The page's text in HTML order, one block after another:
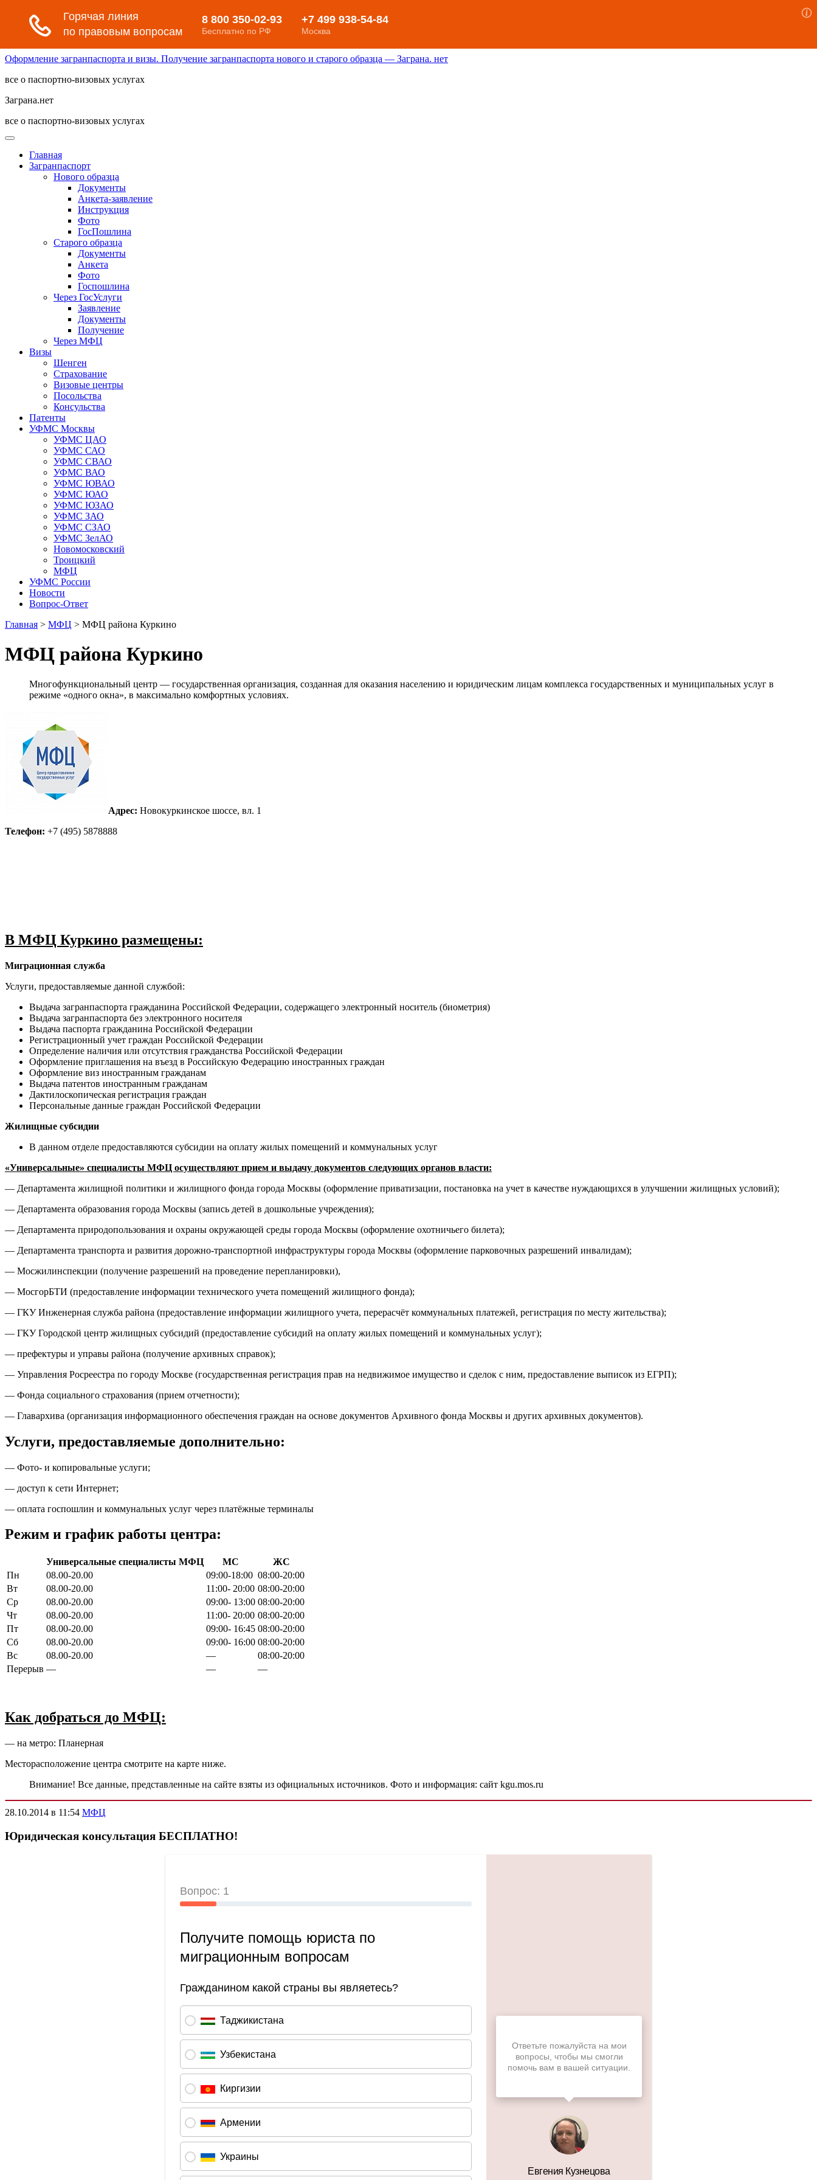
Оформление загранпаспорта и визы. Получение загранпаспорта нового и старого образца — Заграна. нет
все о паспортно-визовых услугах
Заграна.нет
все о паспортно-визовых услугах
Главная
Загранпаспорт
Нового образца
Документы
Анкета-заявление
Инструкция
Фото
ГосПошлина
Старого образца
Документы
Анкета
Фото
Госпошлина
Через ГосУслуги
Заявление
Документы
Получение
Через МФЦ
Визы
Шенген
Страхование
Визовые центры
Посольства
Консульства
Патенты
УФМС Москвы
УФМС ЦАО
УФМС САО
УФМС СВАО
УФМС ВАО
УФМС ЮВАО
УФМС ЮАО
УФМС ЮЗАО
УФМС ЗАО
УФМС СЗАО
УФМС ЗелАО
Новомосковский
Троицкий
МФЦ
УФМС России
Новости
Вопрос-Ответ
Главная > МФЦ > МФЦ района Куркино
МФЦ района Куркино
Многофункциональный центр — государственная организация, созданная для оказания населению и юридическим лицам комплекса государственных и муниципальных услуг в
режиме «одного окна», в максимально комфортных условиях.
Адрес: Новокуркинское шоссе, вл. 1
Телефон: +7 (495) 5878888
В МФЦ Куркино размещены:
Миграционная служба
Услуги, предоставляемые данной службой:
Выдача загранпаспорта гражданина Российской Федерации, содержащего электронный носитель (биометрия)
Выдача загранпаспорта без электронного носителя
Выдача паспорта гражданина Российской Федерации
Регистрационный учет граждан Российской Федерации
Определение наличия или отсутствия гражданства Российской Федерации
Оформление приглашения на въезд в Российскую Федерацию иностранных граждан
Оформление виз иностранным гражданам
Выдача патентов иностранным гражданам
Дактилоскопическая регистрация граждан
Персональные данные граждан Российской Федерации
Жилищные субсидии
В данном отделе предоставляются субсидии на оплату жилых помещений и коммунальных услуг
«Универсальные» специалисты МФЦ осуществляют прием и выдачу документов следующих органов власти:
— Департамента жилищной политики и жилищного фонда города Москвы (оформление приватизации, постановка на учет в качестве нуждающихся в улучшении жилищных условий);
— Департамента образования города Москвы (запись детей в дошкольные учреждения);
— Департамента природопользования и охраны окружающей среды города Москвы (оформление охотничьего билета);
— Департамента транспорта и развития дорожно-транспортной инфраструктуры города Москвы (оформление парковочных разрешений инвалидам);
— Мосжилинспекции (получение разрешений на проведение перепланировки),
— МосгорБТИ (предоставление информации технического учета помещений жилищного фонда);
— ГКУ Инженерная служба района (предоставление информации жилищного учета, перерасчёт коммунальных платежей, регистрация по месту жительства);
— ГКУ Городской центр жилищных субсидий (предоставление субсидий на оплату жилых помещений и коммунальных услуг);
— префектуры и управы района (получение архивных справок);
— Управления Росреестра по городу Москве (государственная регистрация прав на недвижимое имущество и сделок с ним, предоставление выписок из ЕГРП);
— Фонда социального страхования (прием отчетности);
— Главархива (организация информационного обеспечения граждан на основе документов Архивного фонда Москвы и других архивных документов).
Услуги, предоставляемые дополнительно:
— Фото- и копировальные услуги;
— доступ к сети Интернет;
— оплата госпошлин и коммунальных услуг через платёжные терминалы
Режим и график работы центра:
Универсальные специалисты МФЦ МС
ЖС
Пн
08.00-20.00 09:00-18:00 08:00-20:00
Вт
08.00-20.00 11:00- 20:00 08:00-20:00
Ср
08.00-20.00 09:00- 13:00 08:00-20:00
Чт
08.00-20.00 11:00- 20:00 08:00-20:00
Пт
08.00-20.00 09:00- 16:45 08:00-20:00
Сб
08.00-20.00 09:00- 16:00 08:00-20:00
Вс
08.00-20.00 —
08:00-20:00
Перерыв — — —
Как добраться до МФЦ:
— на метро: Планерная
Месторасположение центра смотрите на карте ниже.
Внимание! Все данные, представленные на сайте взяты из официальных источников. Фото и информация: сайт kgu.mos.ru
28.10.2014 в 11:54 МФЦ
Юридическая консультация БЕСПЛАТНО!